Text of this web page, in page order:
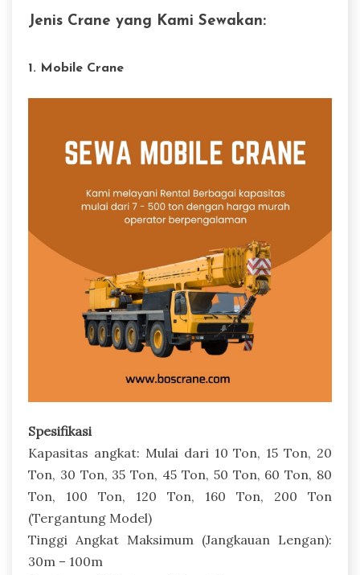
Jenis Crane yang Kami Sewakan:
1. Mobile Crane
Spesifikasi
Kapasitas angkat: Mulai dari 10 Ton, 15 Ton, 20
Ton, 30 Ton, 35 Ton, 45 Ton, 50 Ton, 60 Ton, 80
Ton, 100 Ton, 120 Ton, 160 Ton, 200 Ton
(Tergantung Model)
Tinggi Angkat Maksimum (Jangkauan Lengan):
30m – 100m